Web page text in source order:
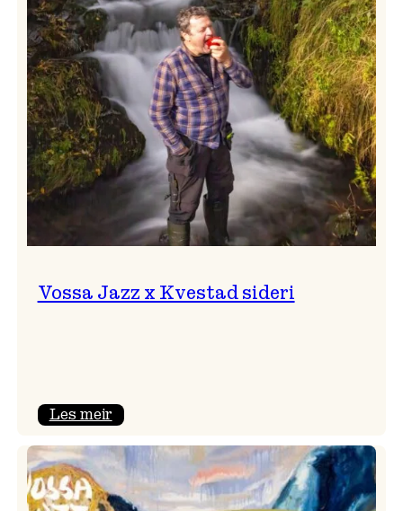
svingar!
Vossa Jazz x Kvestad sideri
Les meir:
Jazz
Kvestad